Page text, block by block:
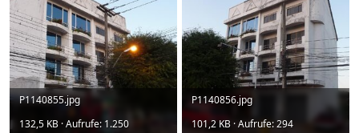
P1140855.jpg
132,5 KB · Aufrufe: 1.250
P1140856.jpg
101,2 KB · Aufrufe: 294